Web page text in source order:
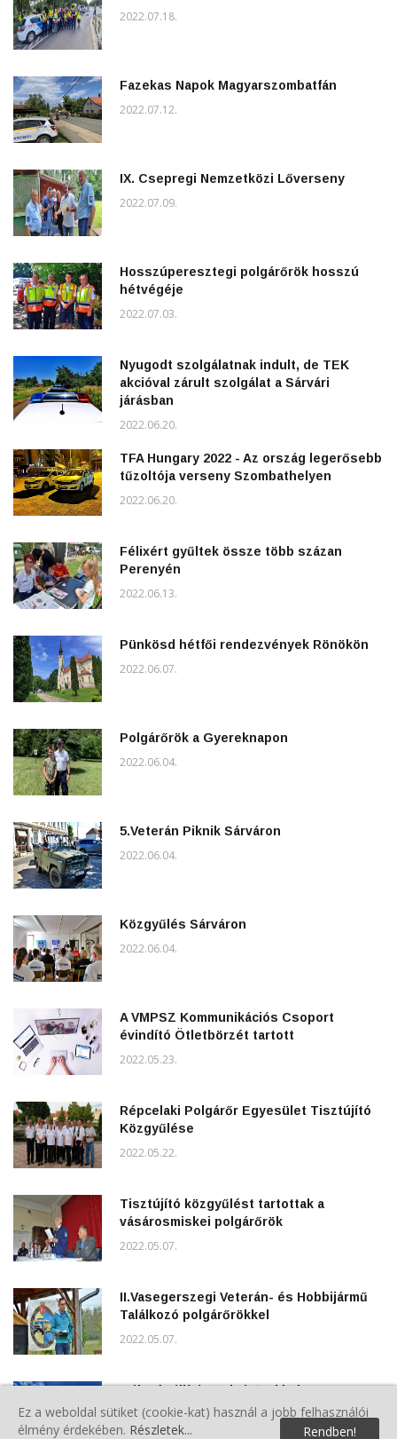
2022.07.18.
Fazekas Napok Magyarszombatfán
2022.07.12.
IX. Csepregi Nemzetközi Lőverseny
2022.07.09.
Hosszúperesztegi polgárőrök hosszú
hétvégéje
2022.07.03.
Nyugodt szolgálatnak indult, de TEK
akcióval zárult szolgálat a Sárvári
járásban
2022.06.20.
TFA Hungary 2022 - Az ország legerősebb
tűzoltója verseny Szombathelyen
2022.06.20.
Félixért gyűltek össze több százan
Perenyén
2022.06.13.
Pünkösd hétfői rendezvények Rönökön
2022.06.07.
Polgárőrök a Gyereknapon
2022.06.04.
5.Veterán Piknik Sárváron
2022.06.04.
Közgyűlés Sárváron
2022.06.04.
A VMPSZ Kommunikációs Csoport
évindító Ötletbörzét tartott
2022.05.23.
Répcelaki Polgárőr Egyesület Tisztújító
Közgyűlése
2022.05.22.
Tisztújító közgyűlést tartottak a
vásárosmiskei polgárőrök
2022.05.07.
II.Vasegerszegi Veterán- és Hobbijármű
Találkozó polgárőrökkel
2022.05.07.
Májusfa állítás polgárőrökkel
2022.05.02.
Ez a weboldal sütiket (cookie-kat) használ a jobb felhasználói
élmény érdekében. Részletek... Rendben!